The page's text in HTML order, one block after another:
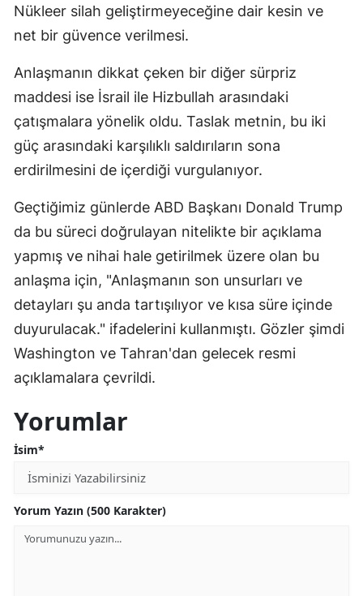
Nükleer silah geliştirmeyeceğine dair kesin ve
net bir güvence verilmesi.
Anlaşmanın dikkat çeken bir diğer sürpriz
maddesi ise İsrail ile Hizbullah arasındaki
çatışmalara yönelik oldu. Taslak metnin, bu iki
güç arasındaki karşılıklı saldırıların sona
erdirilmesini de içerdiği vurgulanıyor.
Geçtiğimiz günlerde ABD Başkanı Donald Trump
da bu süreci doğrulayan nitelikte bir açıklama
yapmış ve nihai hale getirilmek üzere olan bu
anlaşma için, "Anlaşmanın son unsurları ve
detayları şu anda tartışılıyor ve kısa süre içinde
duyurulacak." ifadelerini kullanmıştı. Gözler şimdi
Washington ve Tahran'dan gelecek resmi
açıklamalara çevrildi.
Yorumlar
İsim*
Yorum Yazın (500 Karakter)